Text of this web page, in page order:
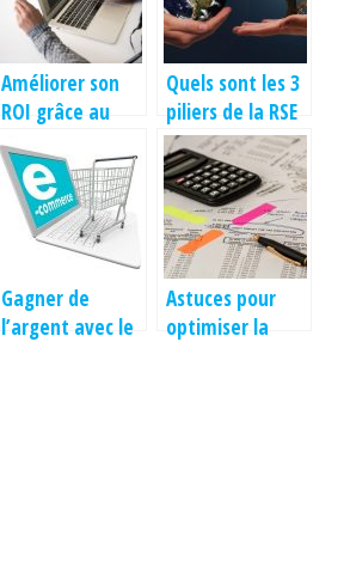
Améliorer son
ROI grâce au
référencement
Quels sont les 3
piliers de la RSE
?
Gagner de
l’argent avec le
Astuces pour
optimiser la